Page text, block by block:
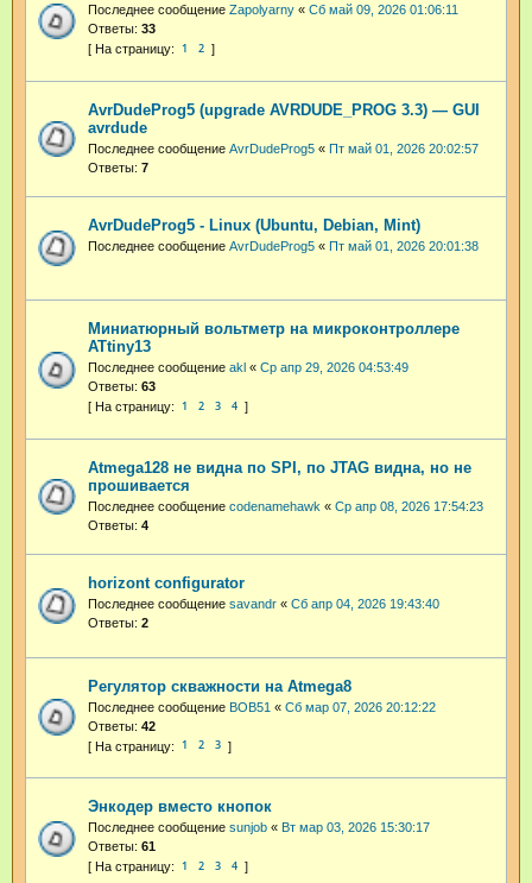
Последнее сообщение Zapolyarny « Сб май 09, 2026 01:06:11
Ответы: 33
1 2
AvrDudeProg5 (upgrade AVRDUDE_PROG 3.3) — GUI
avrdude
Последнее сообщение AvrDudeProg5 « Пт май 01, 2026 20:02:57
Ответы: 7
AvrDudeProg5 - Linux (Ubuntu, Debian, Mint)
Последнее сообщение AvrDudeProg5 « Пт май 01, 2026 20:01:38
Миниатюрный вольтметр на микроконтроллере
ATtiny13
Последнее сообщение akl « Ср апр 29, 2026 04:53:49
Ответы: 63
1 2 3 4
Atmega128 не видна по SPI, по JTAG видна, но не
прошивается
Последнее сообщение codenamehawk « Ср апр 08, 2026 17:54:23
Ответы: 4
horizont configurator
Последнее сообщение savandr « Сб апр 04, 2026 19:43:40
Ответы: 2
Регулятор скважности на Atmega8
Последнее сообщение BOB51 « Сб мар 07, 2026 20:12:22
Ответы: 42
1 2 3
Энкодер вместо кнопок
Последнее сообщение sunjob « Вт мар 03, 2026 15:30:17
Ответы: 61
1 2 3 4